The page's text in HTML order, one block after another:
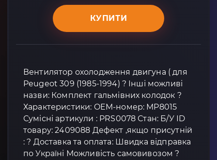
КУПИТИ
Вентилятор охолодження двигуна ( для
Peugeot 309 (1985-1994) ? Інші можливі
назви: Комплект гальмівних колодок ?
Характеристики: OEM-номер: MP8015
Сумісні артикули : PRS0078 Стан: Б/У ID
товару: 2409088 Дефект ,якщо присутній
: ? Доставка та оплата: Швидка відправка
по Україні Можливість самовивозом ?